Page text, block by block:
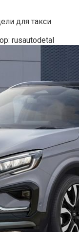
для такси
rusautodetal